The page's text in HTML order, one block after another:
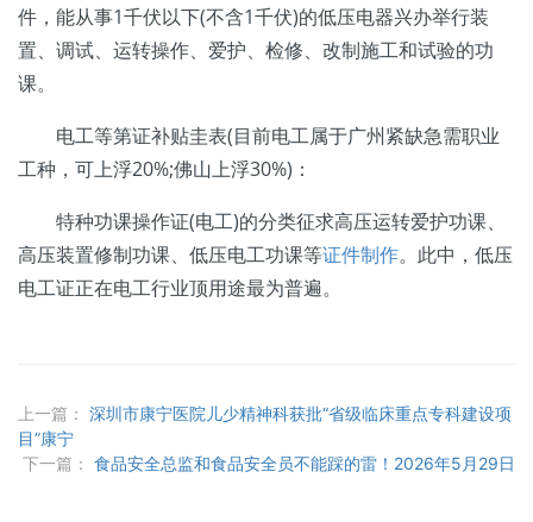
件，能从事1千伏以下(不含1千伏)的低压电器兴办举行装
置、调试、运转操作、爱护、检修、改制施工和试验的功
课。
电工等第证补贴圭表(目前电工属于广州紧缺急需职业
工种，可上浮20%;佛山上浮30%)：
特种功课操作证(电工)的分类征求高压运转爱护功课、
高压装置修制功课、低压电工功课等证件制作。此中，低压
电工证正在电工行业顶用途最为普遍。
上一篇： 深圳市康宁医院儿少精神科获批“省级临床重点专科建设项
目”康宁
下一篇： 食品安全总监和食品安全员不能踩的雷！2026年5月29日